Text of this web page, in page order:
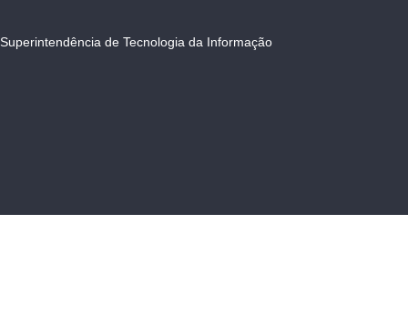
Superintendência de Tecnologia da Informação